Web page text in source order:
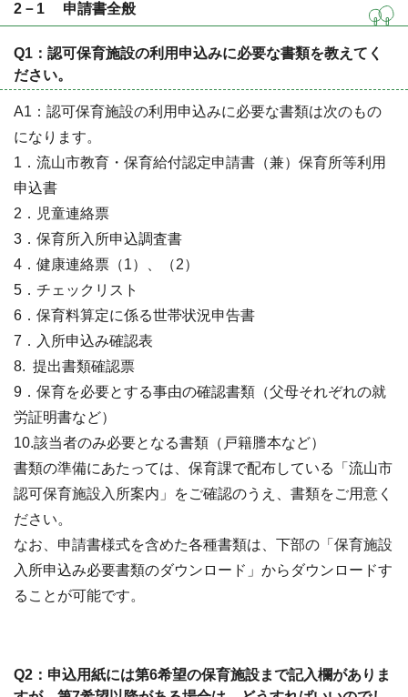
2－1 申請書全般
Q1：認可保育施設の利用申込みに必要な書類を教えてく
ださい。
A1：認可保育施設の利用申込みに必要な書類は次のもの
になります。
1．流山市教育・保育給付認定申請書（兼）保育所等利用
申込書
2．児童連絡票
3．保育所入所申込調査書
4．健康連絡票（1）、（2）
5．チェックリスト
6．保育料算定に係る世帯状況申告書
7．入所申込み確認表
8. 提出書類確認票
9．保育を必要とする事由の確認書類（父母それぞれの就
労証明書など）
10.該当者のみ必要となる書類（戸籍謄本など）
書類の準備にあたっては、保育課で配布している「流山市
認可保育施設入所案内」をご確認のうえ、書類をご用意く
ださい。
なお、申請書様式を含めた各種書類は、下部の「保育施設
入所申込み必要書類のダウンロード」からダウンロードす
ることが可能です。
Q2：申込用紙には第6希望の保育施設まで記入欄がありま